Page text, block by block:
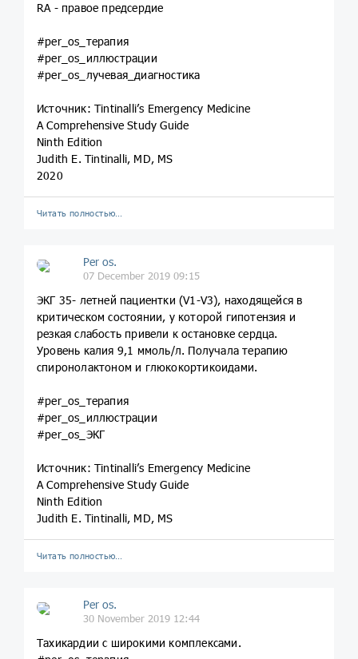
RA - правое предсердие
#per_os_терапия
#per_os_иллюстрации
#per_os_лучевая_диагностика
Источник: Tintinalli’s Emergency Medicine
A Comprehensive Study Guide
Ninth Edition
Judith E. Tintinalli, MD, MS
2020
Читать полностью…
Per os.
07 December 2019 09:15
ЭКГ 35- летней пациентки (V1-V3), находящейся в
критическом состоянии, у которой гипотензия и
резкая слабость привели к остановке сердца.
Уровень калия 9,1 ммоль/л. Получала терапию
спиронолактоном и глюкокортикоидами.
#per_os_терапия
#per_os_иллюстрации
#per_os_ЭКГ
Источник: Tintinalli’s Emergency Medicine
A Comprehensive Study Guide
Ninth Edition
Judith E. Tintinalli, MD, MS
Читать полностью…
Per os.
30 November 2019 12:44
Тахикардии с широкими комплексами.